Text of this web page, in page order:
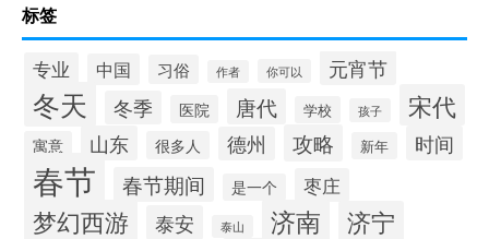
标签
专业 中国 习俗 作者 你可以 元宵节
冬天 冬季 医院 唐代 学校 孩子 宋代
寓意 山东 很多人 德州 攻略 新年 时间
春节 春节期间 是一个 枣庄
梦幻西游 泰安 泰山 济南 济宁